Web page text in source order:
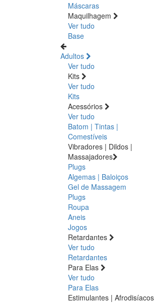
Máscaras
Maquilhagem
Ver tudo
Base
Adultos
Ver tudo
Kits
Ver tudo
Kits
Acessórios
Ver tudo
Batom | Tintas |
Comestíveis
Vibradores | Dildos |
Massajadores
Plugs
Algemas | Baloiços
Gel de Massagem
Plugs
Roupa
Aneis
Jogos
Retardantes
Ver tudo
Retardantes
Para Elas
Ver tudo
Para Elas
Estimulantes | Afrodisíacos